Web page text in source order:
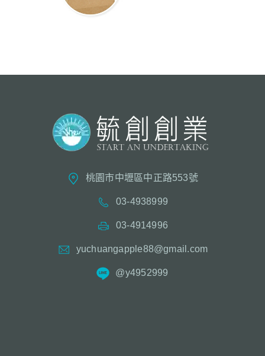
桃園市中壢區中正路553號
03-4938999
03-4914996
yuchuangapple88@gmail.com
@y4952999